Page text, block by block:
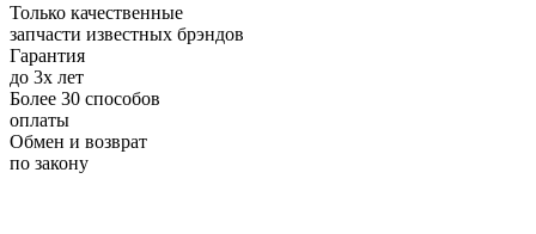
Только качественные
запчасти известных брэндов
Гарантия
до 3х лет
Более 30 способов
оплаты
Обмен и возврат
по закону